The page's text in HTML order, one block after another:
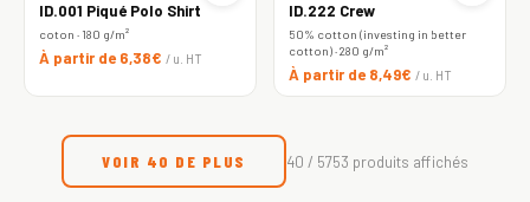
ID.001 Piqué Polo Shirt
coton · 180 g/m²
À partir de 6,38€ / u. HT
ID.222 Crew
50% cotton (investing in better
cotton) · 280 g/m²
À partir de 8,49€ / u. HT
VOIR 40 DE PLUS 40 / 5753 produits affichés